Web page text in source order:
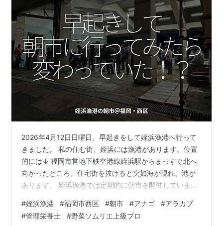
2026年4月12日日曜日、早起きをして姪浜漁港へ行って
きました。 私の住む街、姪浜には漁港があります。位置
的には↓ 福岡市営地下鉄空港線姪浜駅からまっすぐ北へ
向かったところ。住宅街を抜けると突如海が現れ、港が
あります。 姪浜漁港では定期的に朝市を開催していま
何度も日曜の朝に早起きをして朝市に行ってきました。
姪浜漁港 まだ暗いうちから。まさに朝市。今日はどんな
#姪浜漁港 #福岡市西区 #朝市 #アナゴ #アラカブ
#管理栄養士 #野菜ソムリエ上級プロ